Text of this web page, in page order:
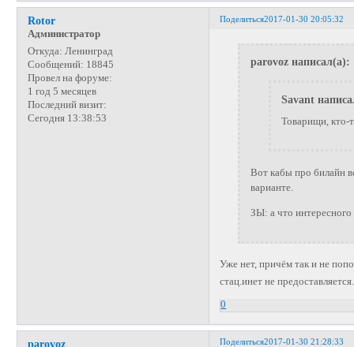
Поделиться2017-01-30 20:05:32
Rotor
Администратор
Откуда: Ленинград
Сообщений: 18845
Провел на форуме:
1 год 5 месяцев
Последний визит:
Сегодня 13:38:53
parovoz написал(а):
Savant
Товарищи, кто-
Вот кабы про билайн
варианте.
ЗЫ: а что интересного
Уже нет, причём так и не
стац.инет не предоставляется.
0
Поделиться2017-01-30 21:28:33
parovoz